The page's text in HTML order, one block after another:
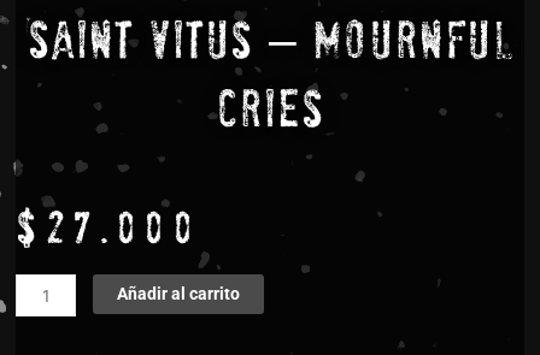
Saint Vitus – Mournful
Cries
$ 27.000
Saint
Vitus
Añadir al carrito